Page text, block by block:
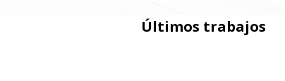
Últimos trabajos